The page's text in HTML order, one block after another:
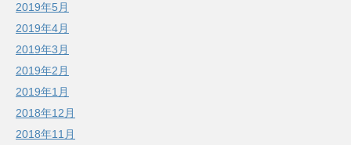
2019年5月
2019年4月
2019年3月
2019年2月
2019年1月
2018年12月
2018年11月